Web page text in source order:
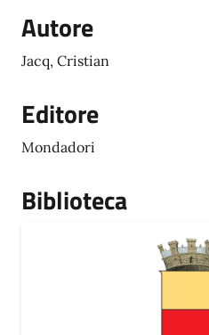
Autore
Jacq, Cristian
Editore
Mondadori
Biblioteca